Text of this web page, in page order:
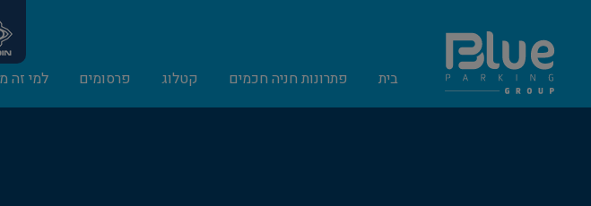
בית פתרונות חניה חכמים קטלוג פרסומים למי זה